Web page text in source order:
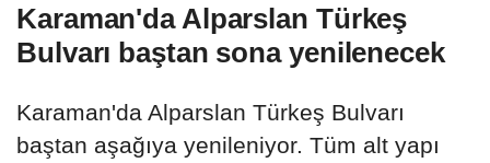
Karaman'da Alparslan Türkeş
Bulvarı baştan sona yenilenecek
Karaman'da Alparslan Türkeş Bulvarı
baştan aşağıya yenileniyor. Tüm alt yapı